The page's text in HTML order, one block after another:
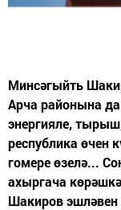
Минсәгыйть
Арча районына
энергияле,
республика өчен
гомере өзелә...
ахыргача
Шакиров